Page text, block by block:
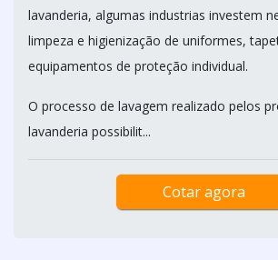
lavanderia, algumas industrias investem
limpeza e higienização de uniformes,
equipamentos de proteção individual.
O processo de lavagem realizado pelos
lavanderia possibilit...
Cotar agora